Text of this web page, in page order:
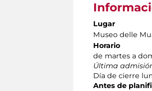
Lugar
Museo delle
Horario
de martes a
Última
Día de cierre
Antes de